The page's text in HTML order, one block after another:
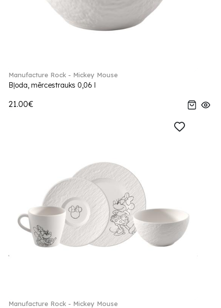
Manufacture Rock - Mickey Mouse
Bļoda, mērcestrauks 0,06 l
21.00€
Manufacture Rock - Mickey Mouse